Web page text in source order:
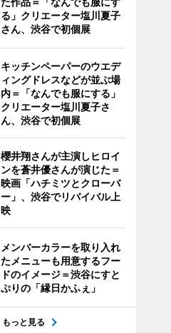
る」クリエーター塩川夏子
さん、渋谷で初個展
キッチンペーパーのウエデ
ィングドレスなどが並ぶ場
内＝「なんでも服にする」
クリエーター塩川夏子さ
ん、渋谷で初個展
櫻井翔さんが主演しヒロイ
ンを蒼井優さんが演じた＝
映画「ハチミツとクローバ
ー」、渋谷でリバイバル上
映
メンバーカラーを取り入れ
たメニューも用意するフー
ドのイメージ＝渋谷にすと
ぷりの「縁日かふぇ」
もっと見る